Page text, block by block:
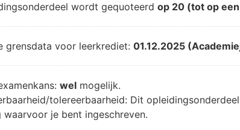
wordt gequoteerd op 20 (tot op
grensdata voor leerkrediet: 01.12.2025
wel mogelijk.
tolereerbaarheid: Dit
waarvoor je bent ingeschreven.